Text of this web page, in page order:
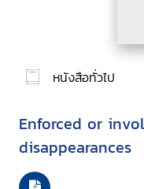
หนังสือทั่วไป
Enforced or
disappearances